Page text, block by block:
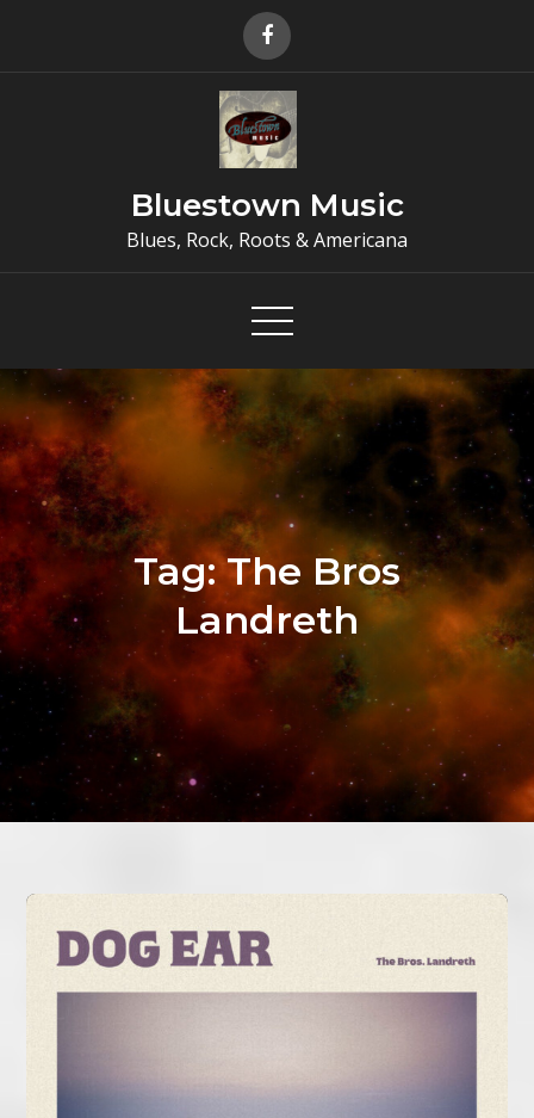
Bluestown Music
Blues, Rock, Roots & Americana
Tag:The Bros
Landreth